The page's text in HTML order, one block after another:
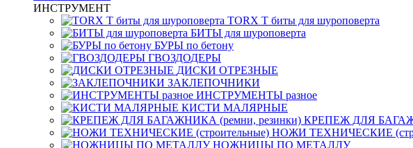
ИНСТРУМЕНТ
TORX T биты для шуроповерта
БИТЫ для шуроповерта
БУРЫ по бетону
ГВОЗДОДЕРЫ
ДИСКИ ОТРЕЗНЫЕ
ЗАКЛЕПОЧНИКИ
ИНСТРУМЕНТЫ разное
КИСТИ МАЛЯРНЫЕ
КРЕПЕЖ ДЛЯ
НОЖИ ТЕХНИЧЕСКИЕ
НОЖНИЦЫ ПО МЕТАЛЛУ